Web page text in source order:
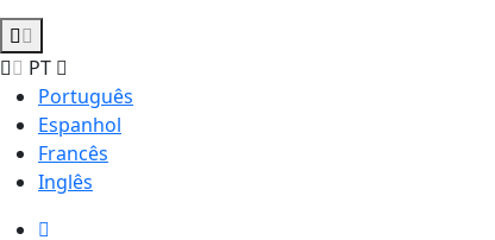
PT
Português
Espanhol
Francês
Inglês